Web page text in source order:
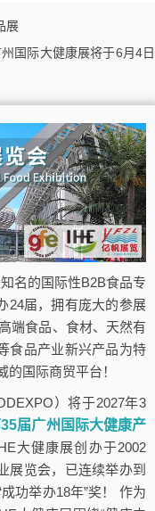
展
国际大健康展将于6月4日
名的国际性B2B食品专
24届，拥有庞大的参展
端食品、食材、天然有
食品产业新兴产品为特
国际商贸平台！
）将于2027年3
35届广州国际大健康产
大健康展创办于2002
展览会，已连续举办到
功举办18年”奖！ 作为